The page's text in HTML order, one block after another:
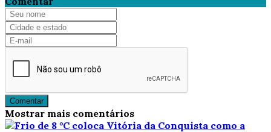
Comentar
Mostrar mais comentários